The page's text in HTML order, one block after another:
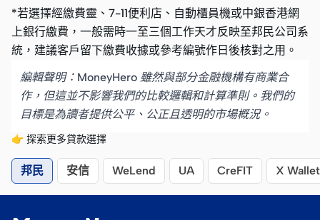
*若選擇經繳費靈、7-11便利店、自動櫃員機或中銀香港網
上銀行繳費，一般需時一至三個工作天才反映至邦民公司系
統，建議客戶留下繳費收據或參考編號作日後核對之用。
編輯聲明：MoneyHero 雖然與部分金融機構有商業合
作，但這並不影響我們的比較邏輯和計算準則。我們的
目標是為讀者提供公平、公正且透明的市場概況。
👉 探索更多貸款選擇
邦民 安信 WeLend UA CreFIT X Wallet